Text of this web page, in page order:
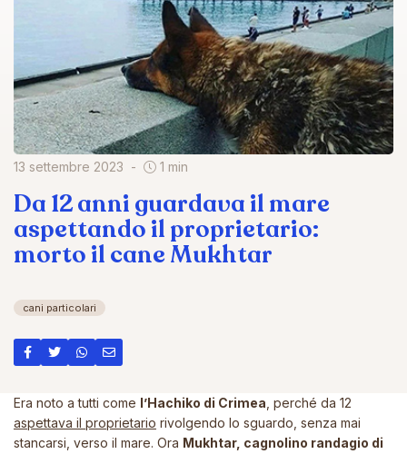
13 settembre 2023 1 min
Da 12 anni guardava il mare
aspettando il proprietario:
morto il cane Mukhtar
cani particolari
Era noto a tutti come l’Hachiko di Crimea , perché da 12
aspettava il proprietario rivolgendo lo sguardo, senza mai
stancarsi, verso il mare. Ora Mukhtar, cagnolino randagio di